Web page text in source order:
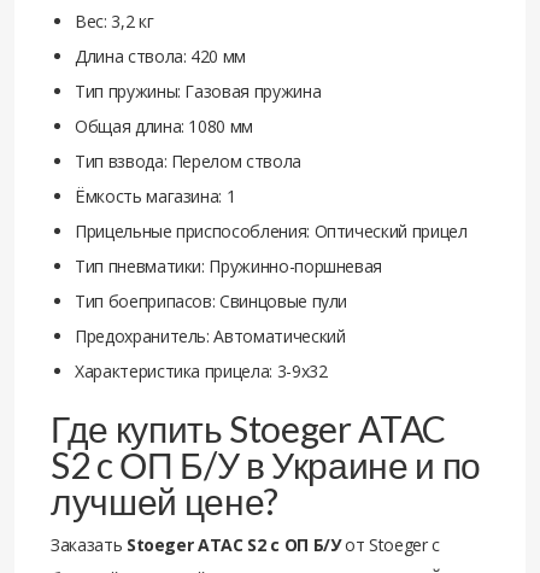
Вес: 3,2 кг
Длина ствола: 420 мм
Тип пружины: Газовая пружина
Общая длина: 1080 мм
Тип взвода: Перелом ствола
Ёмкость магазина: 1
Прицельные приспособления: Оптический прицел
Тип пневматики: Пружинно-поршневая
Тип боеприпасов: Свинцовые пули
Предохранитель: Автоматический
Характеристика прицела: 3-9х32
Где купить Stoeger ATAC
S2 c ОП Б/У в Украине и по
лучшей цене?
Заказать Stoeger ATAC S2 c ОП Б/Уот Stoeger с